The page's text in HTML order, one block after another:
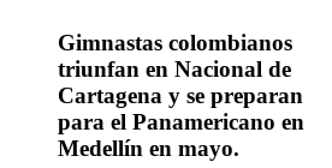
Gimnastas colombianos
triunfan en Nacional de
Cartagena y se preparan
para el Panamericano en
Medellín en mayo.